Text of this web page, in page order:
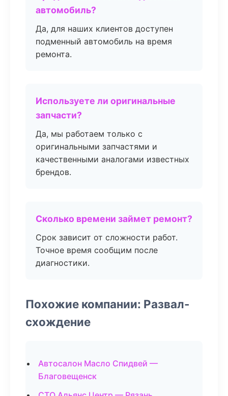
автомобиль?
Да, для наших клиентов доступен
подменный автомобиль на время
ремонта.
Используете ли оригинальные
запчасти?
Да, мы работаем только с
оригинальными запчастями и
качественными аналогами известных
брендов.
Сколько времени займет ремонт?
Срок зависит от сложности работ.
Точное время сообщим после
диагностики.
Похожие компании: Развал-
схождение
Автосалон Масло Спидвей —
Благовещенск